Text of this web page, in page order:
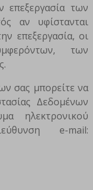
επεξεργασία των
αν υφίστανται
επεξεργασία, οι
των
σας μπορείτε να
Δεδομένων
ηλεκτρονικού
e-mail: